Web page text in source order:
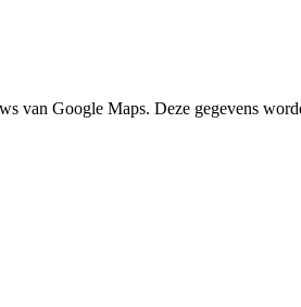
van Google Maps. Deze gegevens